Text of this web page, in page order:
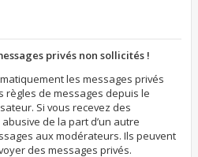
privés non sollicités !
les messages privés
règles de messages depuis le
Si vous recevez des
de la part d’un autre
aux modérateurs. Ils peuvent
des messages privés.